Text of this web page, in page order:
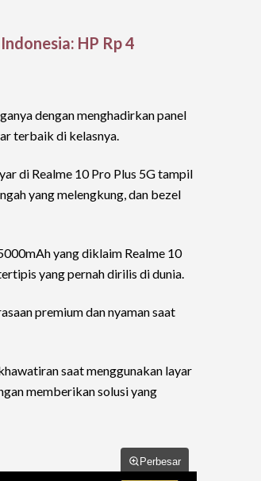
HP Rp 4
dengan menghadirkan panel
terbaik di kelasnya.
di Realme 10 Pro Plus 5G tampil
yang melengkung, dan bezel
yang diklaim Realme 10
yang pernah dirilis di dunia.
premium dan nyaman saat
saat menggunakan layar
memberikan solusi yang
Perbesar